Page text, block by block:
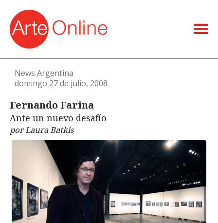
News Argentina
domingo 27 de julio, 2008
Fernando Farina
Ante un nuevo desafío
por Laura Batkis